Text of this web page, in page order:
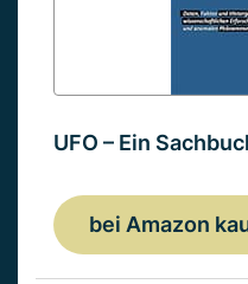
UFO – Ein
bei Amazon